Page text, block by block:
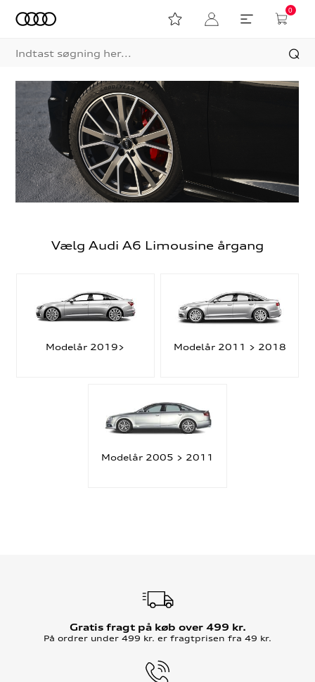
0
Vælg Audi A6 Limousine årgang
Modelår 2019> Modelår 2011 > 2018
Modelår 2005 > 2011
Gratis fragt på køb over 499 kr.
På ordrer under 499 kr. er fragtprisen fra 49 kr.